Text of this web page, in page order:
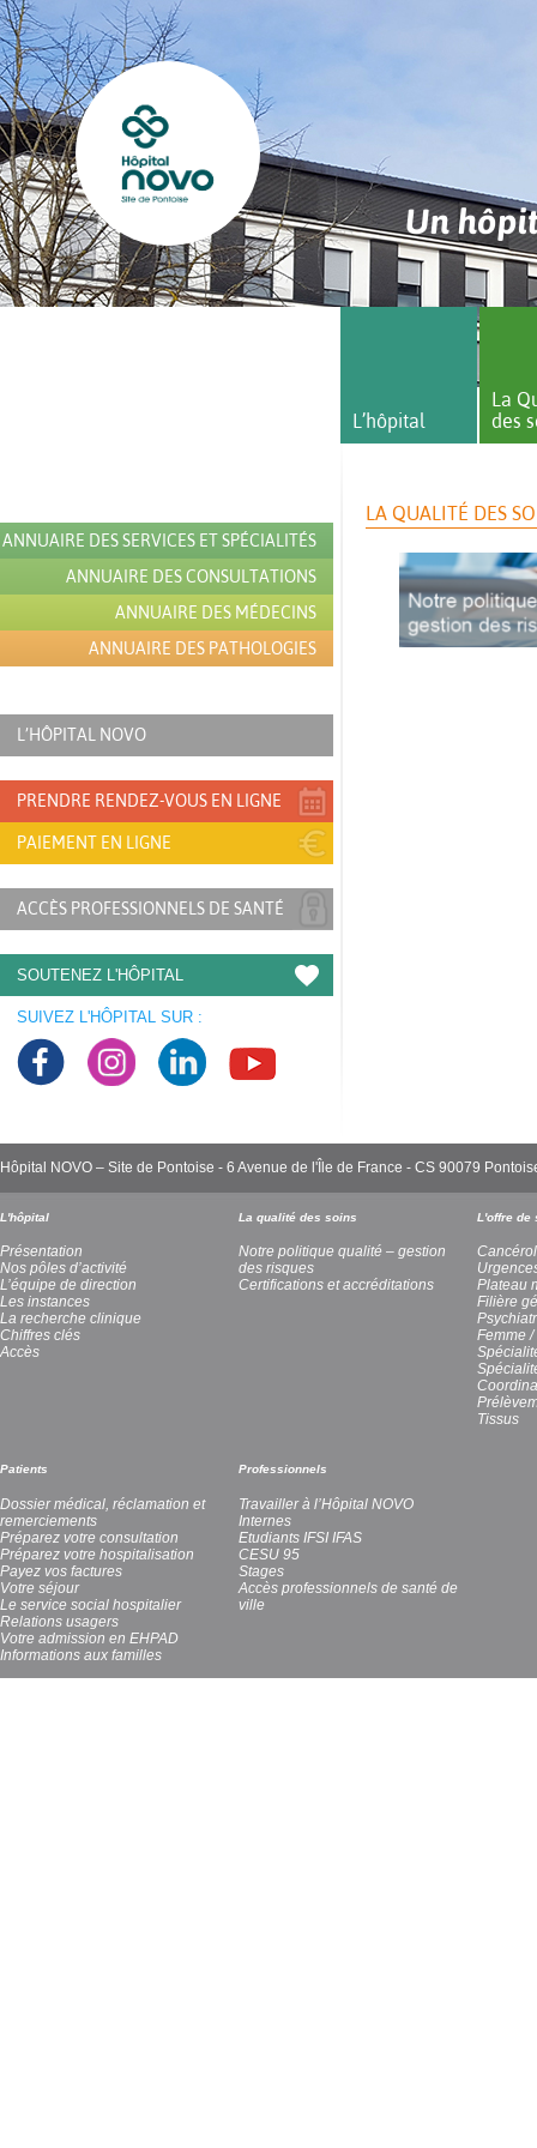
Un
ANNUAIRE DES SERVICES ET SPÉCIALITÉS
ANNUAIRE DES CONSULTATIONS
ANNUAIRE DES MÉDECINS
ANNUAIRE DES PATHOLOGIES
L’HÔPITAL NOVO
PRENDRE RENDEZ-VOUS EN LIGNE
PAIEMENT EN LIGNE
ACCÈS PROFESSIONNELS DE SANTÉ
SOUTENEZ L'HÔPITAL
SUIVEZ L'HÔPITAL SUR :
L’hôpital
La
des
LA QUALITÉ DES
Hôpital NOVO – Site de Pontoise - 6 Avenue de l'Île de France - CS 90079
L'hôpital
Présentation
Nos pôles d’activité
L’équipe de direction
Les instances
La recherche clinique
Chiffres clés
Accès
La qualité des soins
Notre politique qualité – gestion
des risques
Certifications et accréditations
L'offre de
Plateau
Filière
Femme /
Tissus
Patients
Dossier médical, réclamation et
remerciements
Préparez votre consultation
Préparez votre hospitalisation
Payez vos factures
Votre séjour
Le service social hospitalier
Relations usagers
Votre admission en EHPAD
Informations aux familles
Professionnels
Travailler à l’Hôpital NOVO
Internes
Etudiants IFSI IFAS
CESU 95
Stages
Accès professionnels de santé de
ville